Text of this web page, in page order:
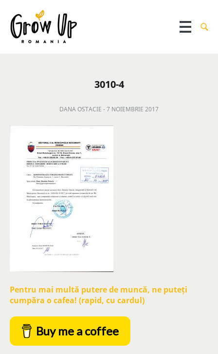
3010-4
DANA OSTACIE -7 NOIEMBRIE 2017
Pentru mai multă putere de muncă, ne puteți
cumpăra o cafea! (rapid, cu cardul)
Buy me a coffee